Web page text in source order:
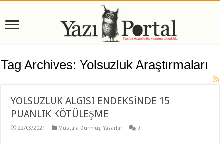
Tag Archives:Yolsuzluk Araştırmaları
YOLSUZLUK ALGISI ENDEKSİNDE 15
PUANLIK KÖTÜLEŞME
22/03/2021 Mustafa Durmuş,Yazarlar 0